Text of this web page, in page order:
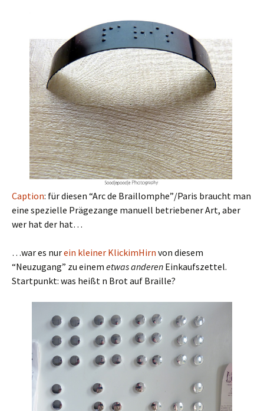
Caption: für diesen “Arc de Braillomphe”/Paris braucht man
eine spezielle Prägezange manuell betriebener Art, aber
wer hat der hat…
…war es nurein kleiner KlickimHirn von diesem
“Neuzugang” zu einem etwas anderen Einkaufszettel.
Startpunkt: was heißt n Brot auf Braille?